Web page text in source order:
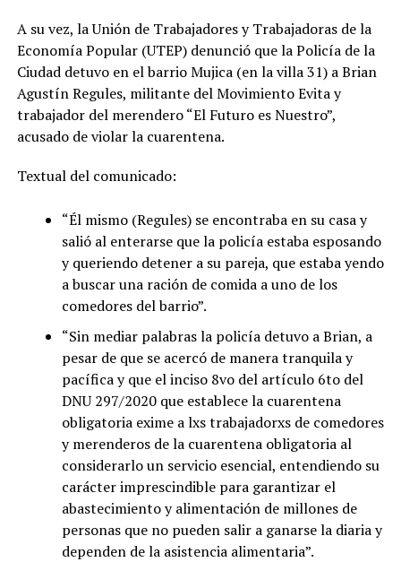
A su vez, la Unión de Trabajadores y Trabajadoras de la
Economía Popular (UTEP) denunció que la Policía de la
Ciudad detuvo en el barrio Mujica (en la villa 31) a Brian
Agustín Regules, militante del Movimiento Evita y
trabajador del merendero “El Futuro es Nuestro”,
acusado de violar la cuarentena.
Textual del comunicado:
“Él mismo (Regules) se encontraba en su casa y
salió al enterarse que la policía estaba esposando
y queriendo detener a su pareja, que estaba yendo
a buscar una ración de comida a uno de los
comedores del barrio”.
“Sin mediar palabras la policía detuvo a Brian, a
pesar de que se acercó de manera tranquila y
pacífica y que el inciso 8vo del artículo 6to del
DNU 297/2020 que establece la cuarentena
obligatoria exime a lxs trabajadorxs de comedores
y merenderos de la cuarentena obligatoria al
considerarlo un servicio esencial, entendiendo su
carácter imprescindible para garantizar el
abastecimiento y alimentación de millones de
personas que no pueden salir a ganarse la diaria y
dependen de la asistencia alimentaria”.